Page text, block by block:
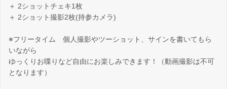
＋ 2ショットチェキ1枚
＋ 2ショット撮影2枚(持参カメラ)
※フリータイム 個人撮影やツーショット、サインを書いてもら
いながら
ゆっくりお喋りなど自由にお楽しみできます！（動画撮影は不可
となります）